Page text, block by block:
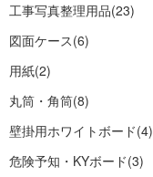
工事写真整理用品(23)
図面ケース(6)
用紙(2)
丸筒・角筒(8)
壁掛用ホワイトボード(4)
危険予知・KYボード(3)